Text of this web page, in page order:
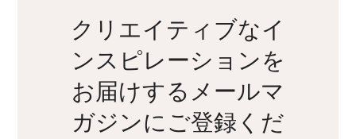
クリエイティブなイ
ンスピレーションを
お届けするメールマ
ガジンにご登録くだ